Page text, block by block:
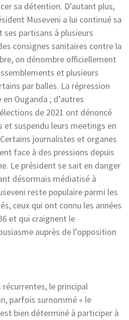
sa détention. D’autant plus,
Museveni a lui continué sa
partisans à plusieurs
consignes sanitaires contre la
on dénombre officiellement
et plusieurs
par balles. La répression
Ouganda ; d’autres
de 2021 ont dénoncé
et suspendu leurs meetings en
journalistes et organes
face à des pressions depuis
Le président se sait en danger
désormais médiatisé à
reste populaire parmi les
ceux qui ont connu les années
et qui craignent le
auprès de l’opposition
le principal
parfois surnommé « le
bien déterminé à participer à